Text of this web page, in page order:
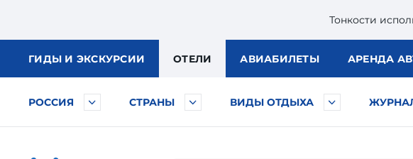
Тонкости
ГИДЫ И ЭКСКУРСИИ ОТЕЛИ АВИАБИЛЕТЫ АРЕНДА
РОССИЯ СТРАНЫ ВИДЫ ОТДЫХА